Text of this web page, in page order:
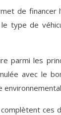
de financer
type de
parmi les
avec le
ces